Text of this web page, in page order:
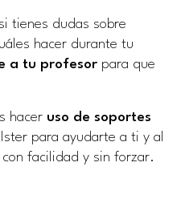
tienes dudas sobre
hacer durante tu
a tu profesor para que
hacer uso de soportes
para ayudarte a ti y al
facilidad y sin forzar.